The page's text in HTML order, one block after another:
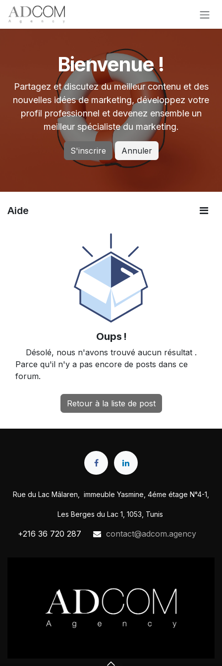
Se rendre au contenu
Bienvenue !
Partagez et discutez du meilleur contenu et des
nouvelles idées de marketing, développez votre
profil professionnel et devenez ensemble un
meilleur spécialiste du marketing.
S'inscrire Annuler
Aide
Oups !
Désolé, nous n'avons trouvé aucun résultat .
Parce qu'il n'y a pas encore de posts dans ce
forum.
Retour à la liste de post
Rue du Lac Mâlaren, immeuble Yasmine, 4éme étage N°4-1,
Les Berges du Lac 1, 1053, Tunis
+216 36 720 287 contact@adcom.agency